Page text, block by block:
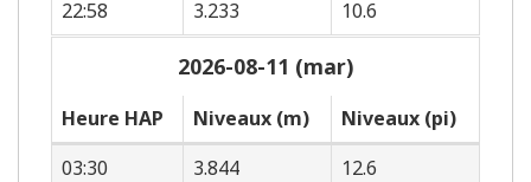
22:58
3.233 10.6
2026-08-11 (mar)
Heure HAP Niveaux (m)
Niveaux (pi)
03:30
3.844
12.6